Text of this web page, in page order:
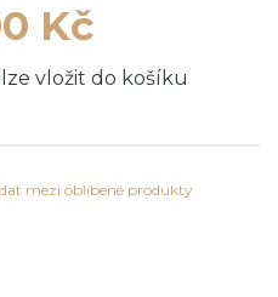
Kč
vložit do košíku
mezi oblíbené produkty